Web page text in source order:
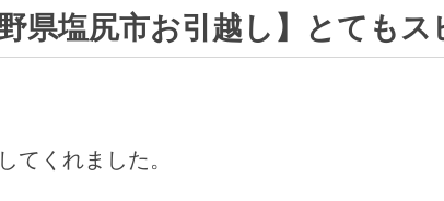
県塩尻市お引越し】とても
てくれました。